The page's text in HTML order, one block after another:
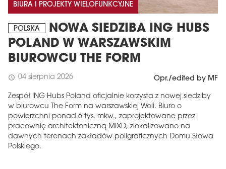
BIURA I PROJEKTY WIELOFUNKCYJNE
POLSKA
NOWA SIEDZIBA ING HUBS
POLAND W WARSZAWSKIM
BIUROWCU THE FORM
schedule 04 sierpnia 2026 Opr./edited by MF
Zespół ING Hubs Poland oficjalnie korzysta z nowej siedziby
w biurowcu The Form na warszawskiej Woli. Biuro o
powierzchni ponad 6 tys. mkw., zaprojektowane przez
pracownię architektoniczną MIXD, zlokalizowano na
dawnych terenach zakładów poligraficznych Domu Słowa
Polskiego.